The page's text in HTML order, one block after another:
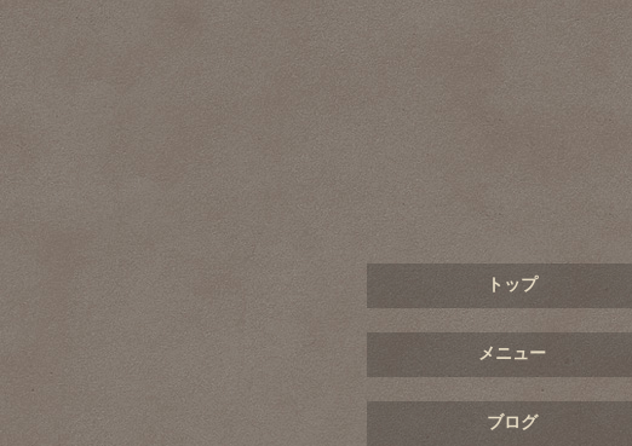
トップ
メニュー
ブログ